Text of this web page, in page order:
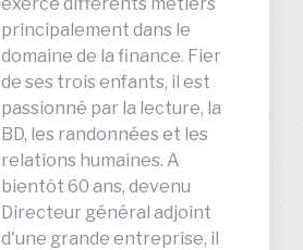
principalement dans le
domaine de la finance. Fier
de ses trois enfants, il est
passionné par la lecture, la
BD, les randonnées et les
relations humaines. A
bientôt 60 ans, devenu
Directeur général adjoint
d'une grande entreprise, il